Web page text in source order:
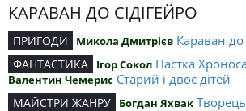
КАРАВАН ДО СІДІГЕЙРО
ПРИГОДИ Микола Дмитрієв Караван до
ФАНТАСТИКА Ігор Сокол Пастка
Валентин Чемерис Старий і двоє дітей
МАЙСТРИ ЖАНРУ Богдан Яхвак